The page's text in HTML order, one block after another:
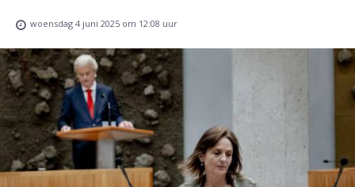
woensdag 4 juni 2025 om 12:08 uur